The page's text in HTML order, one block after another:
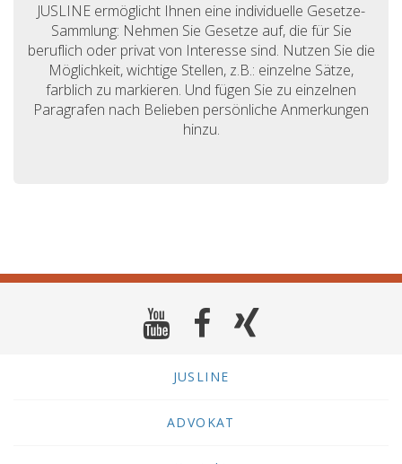
JUSLINE ermöglicht Ihnen eine individuelle Gesetze-
Sammlung: Nehmen Sie Gesetze auf, die für Sie
beruflich oder privat von Interesse sind. Nutzen Sie die
Möglichkeit, wichtige Stellen, z.B.: einzelne Sätze,
farblich zu markieren. Und fügen Sie zu einzelnen
Paragrafen nach Belieben persönliche Anmerkungen
hinzu.
JUSLINE
ADVOKAT